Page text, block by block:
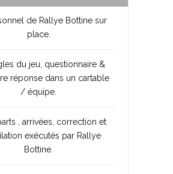
de Rallye Bottine sur
place.
du jeu, questionnaire &
réponse dans un cartable
/ équipe.
, arrivées, correction et
exécutés par Rallye
Bottine.